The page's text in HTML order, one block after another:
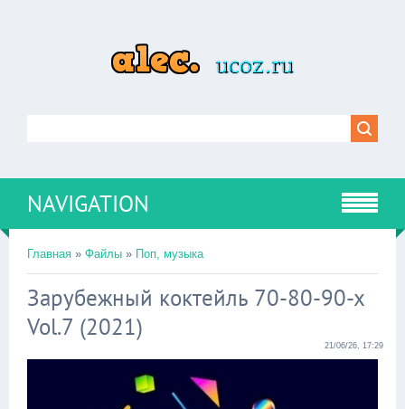
NAVIGATION
Главная » Файлы » Поп, музыка
Зарубежный коктейль 70-80-90-х
Vol.7 (2021)
21/06/26, 17:29